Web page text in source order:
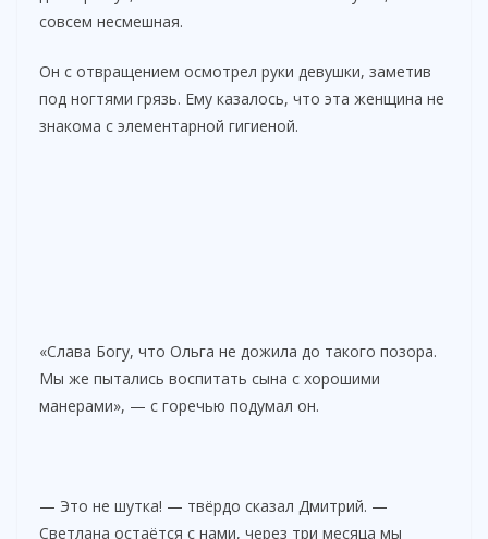
совсем несмешная.
Он с отвращением осмотрел руки девушки, заметив
под ногтями грязь. Ему казалось, что эта женщина не
знакома с элементарной гигиеной.
«Слава Богу, что Ольга не дожила до такого позора.
Мы же пытались воспитать сына с хорошими
манерами», — с горечью подумал он.
— Это не шутка! — твёрдо сказал Дмитрий. —
Светлана остаётся с нами, через три месяца мы